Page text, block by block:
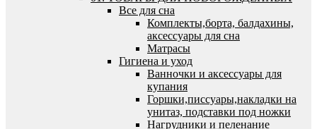
Все для сна
Комплекты,борта, балдахины,
аксессуары для сна
Матрасы
Гигиена и уход
Ванночки и аксессуары для
купания
Горшки,писсуары,накладки на
унитаз, подставки под ножки
Нагрудники и пеленание